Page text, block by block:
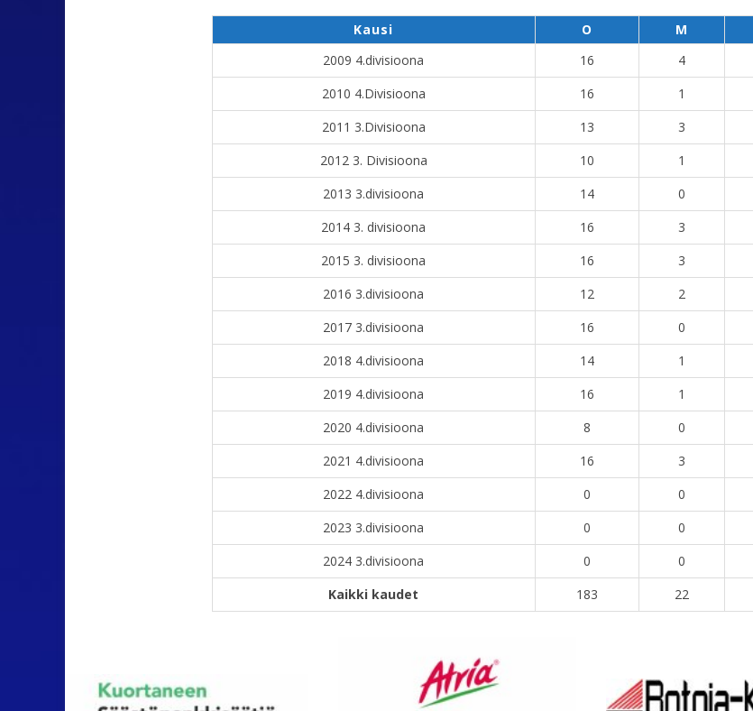
Kausi O M
2009 4.divisioona
16 4
2010 4.Divisioona
16 1
2011 3.Divisioona
13 3
2012 3. Divisioona
10 1
2013 3.divisioona
14 0
2014 3. divisioona
16 3
2015 3. divisioona
16 3
2016 3.divisioona
12 2
2017 3.divisioona
16 0
2018 4.divisioona
14 1
2019 4.divisioona
16 1
2020 4.divisioona
8 0
2021 4.divisioona
16 3
2022 4.divisioona
0 0
2023 3.divisioona
0 0
2024 3.divisioona
0 0
Kaikki kaudet
183 22